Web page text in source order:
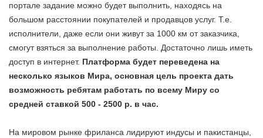
портале задание можно будет выполнить, находясь на
большом расстоянии покупателей и продавцов услуг. Т.е.
исполнители, даже если они живут за 1000 км от заказчика,
смогут взяться за выполнение работы. Достаточно лишь иметь
доступ в интернет. Платформа будет переведена на
несколько языков Мира, основная цель проекта дать
возможность ребятам работать по всему Миру со
средней ставкой 500 - 2500 р. в час.
На мировом рынке фриланса лидируют индусы и пакистанцы,